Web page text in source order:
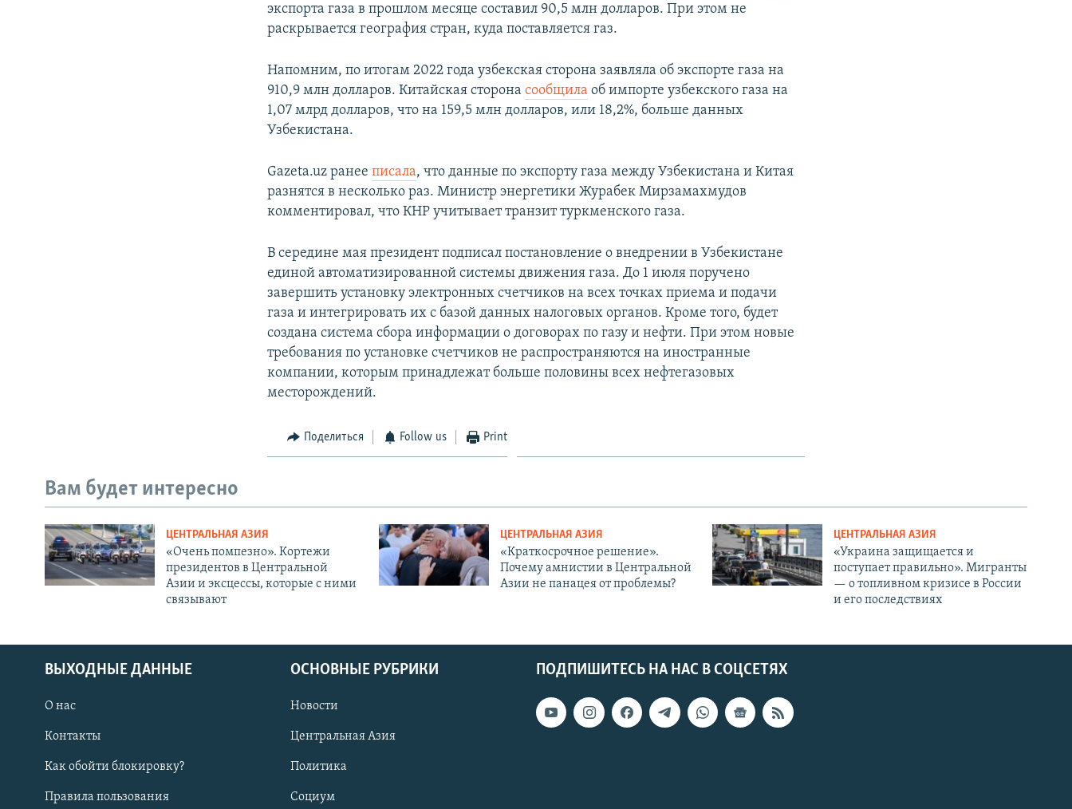
экспорта газа в прошлом месяце составил 90,5 млн долларов. При этом не
раскрывается география стран, куда поставляется газ.
Напомним, по итогам 2022 года узбекская сторона заявляла об экспорте газа на
910,9 млн долларов. Китайская сторонасообщила об импорте узбекского газа на
1,07 млрд долларов, что на 159,5 млн долларов, или 18,2%, больше данных
Узбекистана.
Gazeta.uz ранееписала, что данные по экспорту газа между Узбекистана и Китая
разнятся в несколько раз. Министр энергетики Журабек Мирзамахмудов
комментировал, что КНР учитывает транзит туркменского газа.
В середине мая президент подписал постановление о внедрении в Узбекистане
единой автоматизированной системы движения газа. До 1 июля поручено
завершить установку электронных счетчиков на всех точках приема и подачи
газа и интегрировать их с базой данных налоговых органов. Кроме того, будет
создана система сбора информации о договорах по газу и нефти. При этом новые
требования по установке счетчиков не распространяются на иностранные
компании, которым принадлежат больше половины всех нефтегазовых
месторождений.
Поделиться Follow us Print
Вам будет интересно
ЦЕНТРАЛЬНАЯ АЗИЯ
«Очень помпезно». Кортежи
президентов в Центральной
Азии и эксцессы, которые с ними
связывают
ЦЕНТРАЛЬНАЯ АЗИЯ
«Краткосрочное решение».
Почему амнистии в Центральной
Азии не панацея от проблемы?
ЦЕНТРАЛЬНАЯ АЗИЯ
«Украина защищается и
поступает правильно». Мигранты
— о топливном кризисе в России
и его последствиях
ПОДПИШИТЕСЬ НА НАС В СОЦСЕТЯХ
ВЫХОДНЫЕ ДАННЫЕ
О нас
Контакты
Как обойти блокировку?
Правила пользования
ОСНОВНЫЕ РУБРИКИ
Новости
Центральная Азия
Политика
Социум